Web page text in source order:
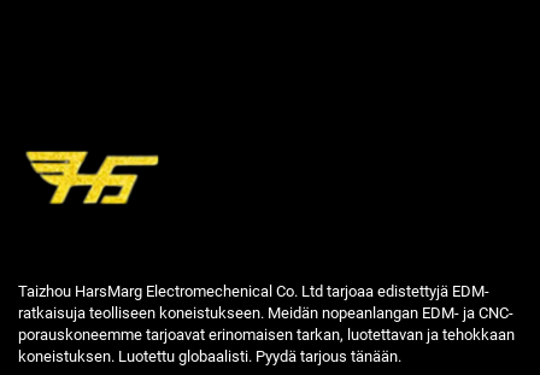
Taizhou HarsMarg Electromechenical Co. Ltd tarjoaa edistettyjä EDM-
ratkaisuja teolliseen koneistukseen. Meidän nopeanlangan EDM- ja CNC-
porauskoneemme tarjoavat erinomaisen tarkan, luotettavan ja tehokkaan
koneistuksen. Luotettu globaalisti. Pyydä tarjous tänään.